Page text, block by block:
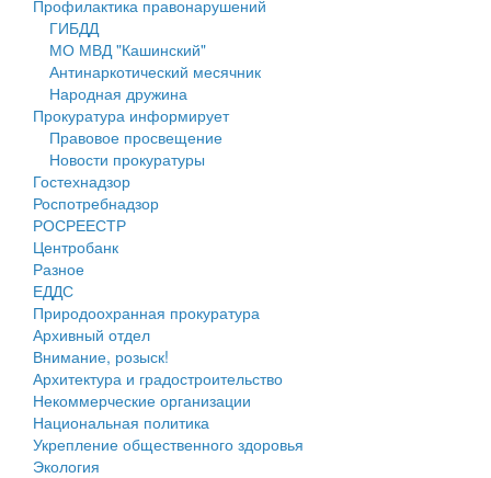
Нормативы градостроительного проектирования
Правила землепользования и застройки
Генеральные планы
Проекты планировки территории
Собрание депутатов
Городское поселение
Сельские поселения
Профилактика правонарушений
ГИБДД
МО МВД "Кашинский"
Антинаркотический месячник
Народная дружина
Прокуратура информирует
Правовое просвещение
Новости прокуратуры
Гостехнадзор
Роспотребнадзор
РОСРЕЕСТР
Центробанк
Разное
ЕДДС
Природоохранная прокуратура
Архивный отдел
Внимание, розыск!
Архитектура и градостроительство
Некоммерческие организации
Национальная политика
Укрепление общественного здоровья
Экология